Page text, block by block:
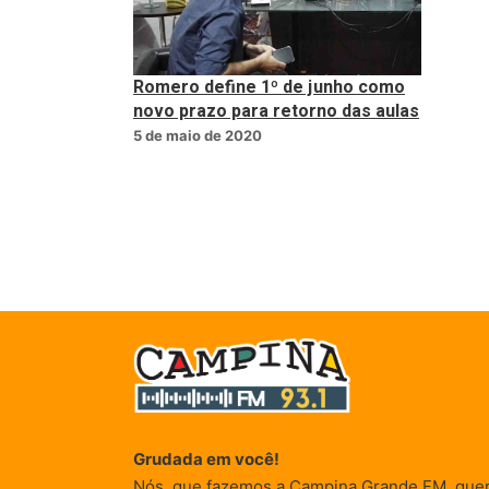
Romero define 1º de junho como
novo prazo para retorno das aulas
5 de maio de 2020
Grudada em você!